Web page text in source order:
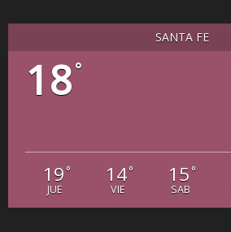
SANTA FE
18°
19°
JUE
14°
VIE
15°
SAB